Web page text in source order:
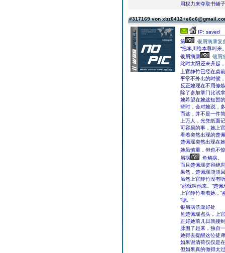
用权力来夺取书铺
#317169 von
IP: saved
第
银屑病康复
“把李川给本尊叫来
银屑病康
银屑
此时太阳还未升起
上官静竹已经在桌
平常不外出的时候
反正她现在不用修
除了参加掌门比试
她希望在她这短暂
辈时，会对她说，
而这，并不是一件
上万人，光凭纸面
可容易的事，她上
看着突然出现的楚
楚佩瑶突然出现在
她虽慎重，但也不
屑病
鱼鳞病。
而且楚佩瑶姿容绝
果然，楚佩瑶淡淡
虽然上官静竹没有
“那就叫他来。”楚
上官静竹看着她，
“嗯。”
银屑病洗澡好处
见楚佩瑶点头，上
正好她前几日就接
脉围了起来，独自
她得去提醒这位徒
如果谢清荷仅仅是
但如果真的做得太